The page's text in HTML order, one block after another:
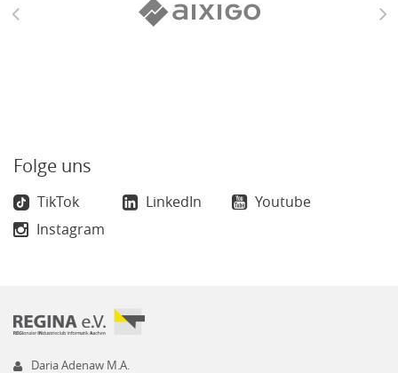
Folge uns
TikTok LinkedIn
Youtube
Instagram
Daria Adenaw M.A.